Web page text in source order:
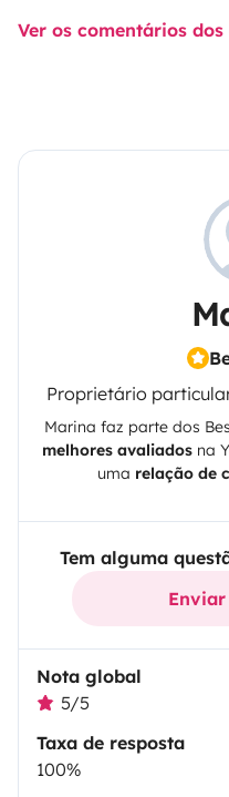
Ver os comentários
Proprietário
Marina faz parte dos
melhores avaliados na
uma relação de
Tem alguma
Nota global
5/5
Taxa de resposta
100%